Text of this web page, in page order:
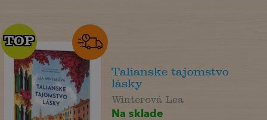
TOP
TOP
Talianske tajomstvo
lásky
Winterová Lea
Na sklade